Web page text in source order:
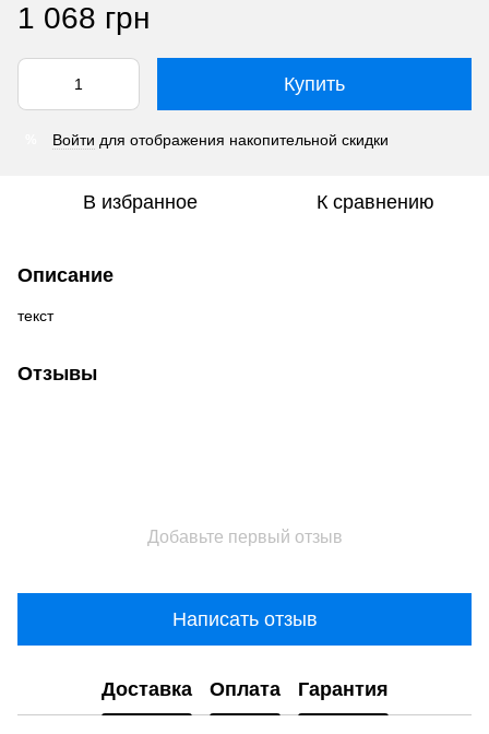
1 068 грн
Купить
Войти для отображения накопительной скидки
В избранное К сравнению
Описание
текст
Отзывы
Добавьте первый отзыв
Написать отзыв
Доставка Оплата Гарантия